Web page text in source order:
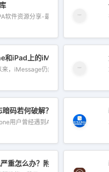
软件资源分享-最全的破...
和iPad上的iMessage组中创建
来，iMessage仍然是iPhon...
码若何破解？教你绕过解锁
用户曾经遇到Apple ID...
重怎么办？附iOS15.4省电技巧